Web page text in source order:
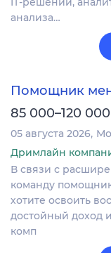
анализа…
Помощник
85 000–120 000
05 августа 2026
Дримлайн
В связи с
команду
хотите освоить
достойный доход
комп